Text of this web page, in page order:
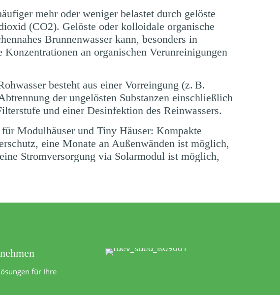
mehr oder weniger belastet durch gelöste
(CO2). Gelöste oder kolloidale organische
Brunnenwasser kann, besonders in
an organischen Verunreinigungen
besteht aus einer Vorreingung (z. B.
der ungelösten Substanzen einschließlich
und einer Desinfektion des Reinwassers.
Modulhäuser und Tiny Häuser: Kompakte
eine Monate an Außenwänden ist möglich,
Stromversorgung via Solarmodul ist möglich,
für Ihre